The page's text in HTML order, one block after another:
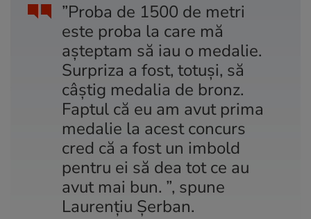
”Proba de 1500 de metri
este proba la care mă
așteptam să iau o medalie.
Surpriza a fost, totuși, să
câștig medalia de bronz.
Faptul că eu am avut prima
medalie la acest concurs
cred că a fost un imbold
pentru ei să dea tot ce au
avut mai bun. ”, spune
Laurențiu Șerban.